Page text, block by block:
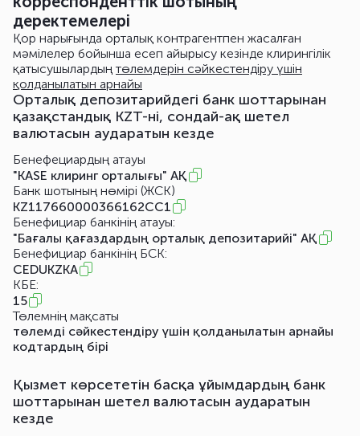
деректемелері
Қор нарығында орталық контрагентпен жасалған
мәмілелер бойынша есеп айырысу кезінде клирингілік
қатысушылардың төлемдерін сәйкестендіру үшін
қолданылатын арнайы
Орталық депозитарийдегі банк шоттарынан
қазақстандық KZT-ні, сондай-ақ шетел
валютасын аударатын кезде
Бенефециардың атауы
"KASE клиринг орталығы" АҚ
Банк шотының нөмірі (ЖСК)
KZ117660000366162CC1
Бенефициар банкінің атауы:
"Бағалы қағаздардың орталық депозитарийі" АҚ
Бенефициар банкінің БСК:
CEDUKZKA
КБЕ:
15
Төлемнің мақсаты
төлемді сәйкестендіру үшін қолданылатын арнайы
кодтардың бірі
Қызмет көрсететін басқа ұйымдардың банк
шоттарынан шетел валютасын аударатын
кезде